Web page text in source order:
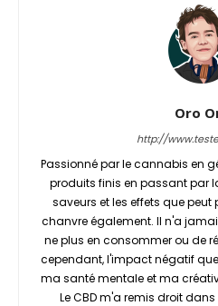
Oro
http://
Passionné par le cannabis en
produits finis en passant par
saveurs et les effets que
chanvre également. Il n'a
ne plus en consommer ou de
cependant, l'impact négatif
ma santé mentale et ma
Le CBD m'a remis droit